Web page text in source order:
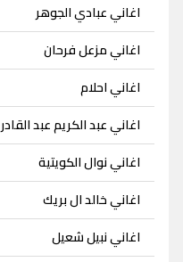
اغاني عبادي الجوهر
اغاني مزعل فرحان
اغاني احلام
اغاني عبد الكريم عبد القادر
اغاني نوال الكويتية
اغاني خالد ال بريك
اغاني نبيل شعيل